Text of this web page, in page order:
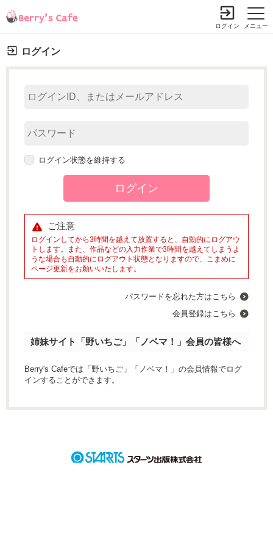
メニュー
ログイン
ログイン
ログイン状態を維持する
ご注意
ログインしてから3時間を越えて放置すると、自動的にログアウ
トします。また、作品などの入力作業で3時間を越えてしまうよ
うな場合も自動的にログアウト状態となりますので、こまめに
ページ更新をお願いいたします。
パスワードを忘れた方はこちら
会員登録はこちら
姉妹サイト「野いちご」「ノベマ！」会員の皆様へ
Berry's Cafeでは「野いちご」「ノベマ！」の会員情報でログ
インすることができます。